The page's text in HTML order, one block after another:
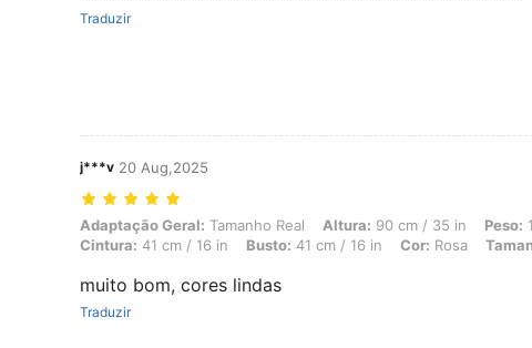
Traduzir
j***v 20 Aug,2025
Adaptação Geral: Tamanho Real, Altura: 90 cm / 35 in, Peso: 15 kg / 33
Adaptação Geral: Tamanho Real Altura: 90 cm / 35 in Peso:
Cintura: 41 cm / 16 in Busto: 41 cm / 16 in Cor: Rosa
muito bom, cores lindas
Traduzir